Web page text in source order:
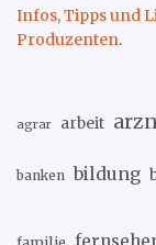
Infos, Tipps und
Produzenten.
agrar arbeit
banken bildung
familie